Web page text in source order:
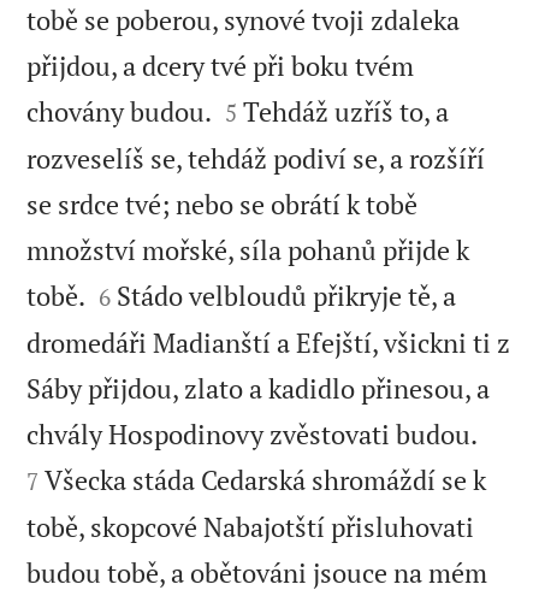
tobě se poberou, synové tvoji zdaleka
přijdou, a dcery tvé při boku tvém
chovány budou. 

5 Tehdáž uzříš to, a
rozveselíš se, tehdáž podiví se, a rozšíří
se srdce tvé; nebo se obrátí k tobě
množství mořské, síla pohanů přijde k
tobě. 

6 Stádo velbloudů přikryje tě, a
dromedáři Madianští a Efejští, všickni ti z
Sáby přijdou, zlato a kadidlo přinesou, a
chvály Hospodinovy zvěstovati budou.
7 Všecka stáda Cedarská shromáždí se k
tobě, skopcové Nabajotští přisluhovati
budou tobě, a obětováni jsouce na mém